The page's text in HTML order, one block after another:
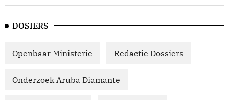
DOSIERS
Openbaar Ministerie Redactie Dossiers
Onderzoek Aruba Diamante